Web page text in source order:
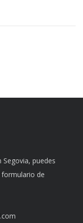
puedes
de